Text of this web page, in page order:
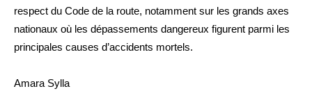
respect du Code de la route, notamment sur les grands axes
nationaux où les dépassements dangereux figurent parmi les
principales causes d’accidents mortels.
Amara Sylla